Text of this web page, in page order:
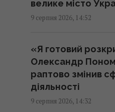
часів": у чому її
Три яблука
птахів: на їх
11 секунд
14:16 неділя, 09 серпня 2026
велике місто
9 серпня 2026, 14:52
«Я готовий
Олександр
раптово змінив
діяльності
9 серпня 2026, 14:32